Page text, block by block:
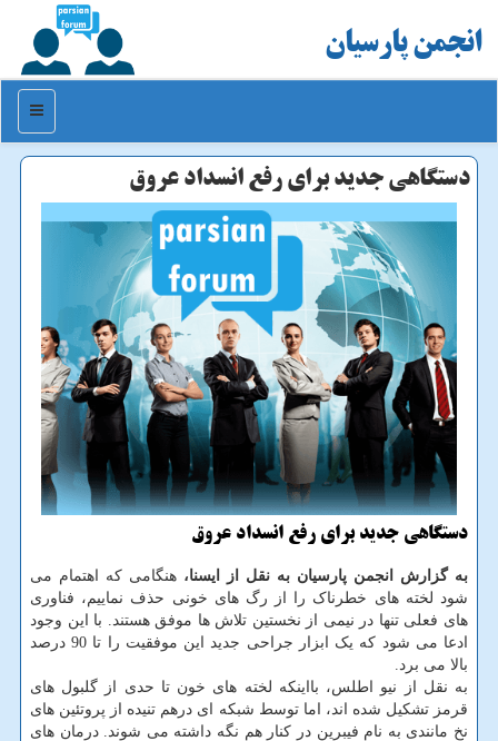
انجمن پارسیان
منو
دستگاهی جدید برای رفع انسداد عروق
دستگاهی جدید برای رفع انسداد عروق
به گزارش انجمن پارسیان به نقل از ایسنا، هنگامی که اهتمام می
شود لخته های خطرناک را از رگ های خونی حذف نماییم، فناوری
های فعلی تنها در نیمی از نخستین تلاش ها موفق هستند. با این وجود
ادعا می شود که یک ابزار جراحی جدید این موفقیت را تا 90 درصد
بالا می برد.
به نقل از نیو اطلس، بااینکه لخته های خون تا حدی از گلبول های
قرمز تشکیل شده اند، اما توسط شبکه ای درهم تنیده از پروتئین های
نخ مانندی به نام فیبرین در کنار هم نگه داشته می شوند. درمان های